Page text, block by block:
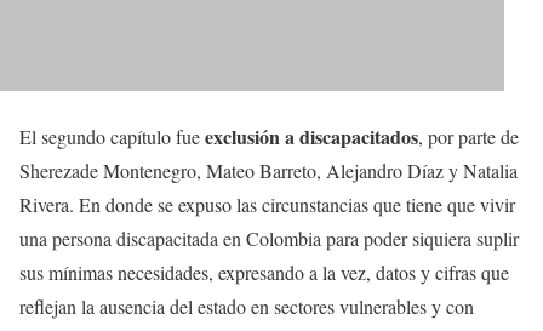
El segundo capítulo fueexclusión a discapacitados, por parte de
Sherezade Montenegro, Mateo Barreto, Alejandro Díaz y Natalia
Rivera. En donde se expuso las circunstancias que tiene que vivir
una persona discapacitada en Colombia para poder siquiera suplir
sus mínimas necesidades, expresando a la vez, datos y cifras que
reflejan la ausencia del estado en sectores vulnerables y con